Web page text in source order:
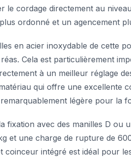
le cordage directement au
ordonné et un agencement
en acier inoxydable de cette
Cela est particulièrement
à un meilleur réglage
qui offre une excellente
légère pour la
fixation avec des manilles D ou
et une charge de rupture de
coinceur intégré est idéal pour